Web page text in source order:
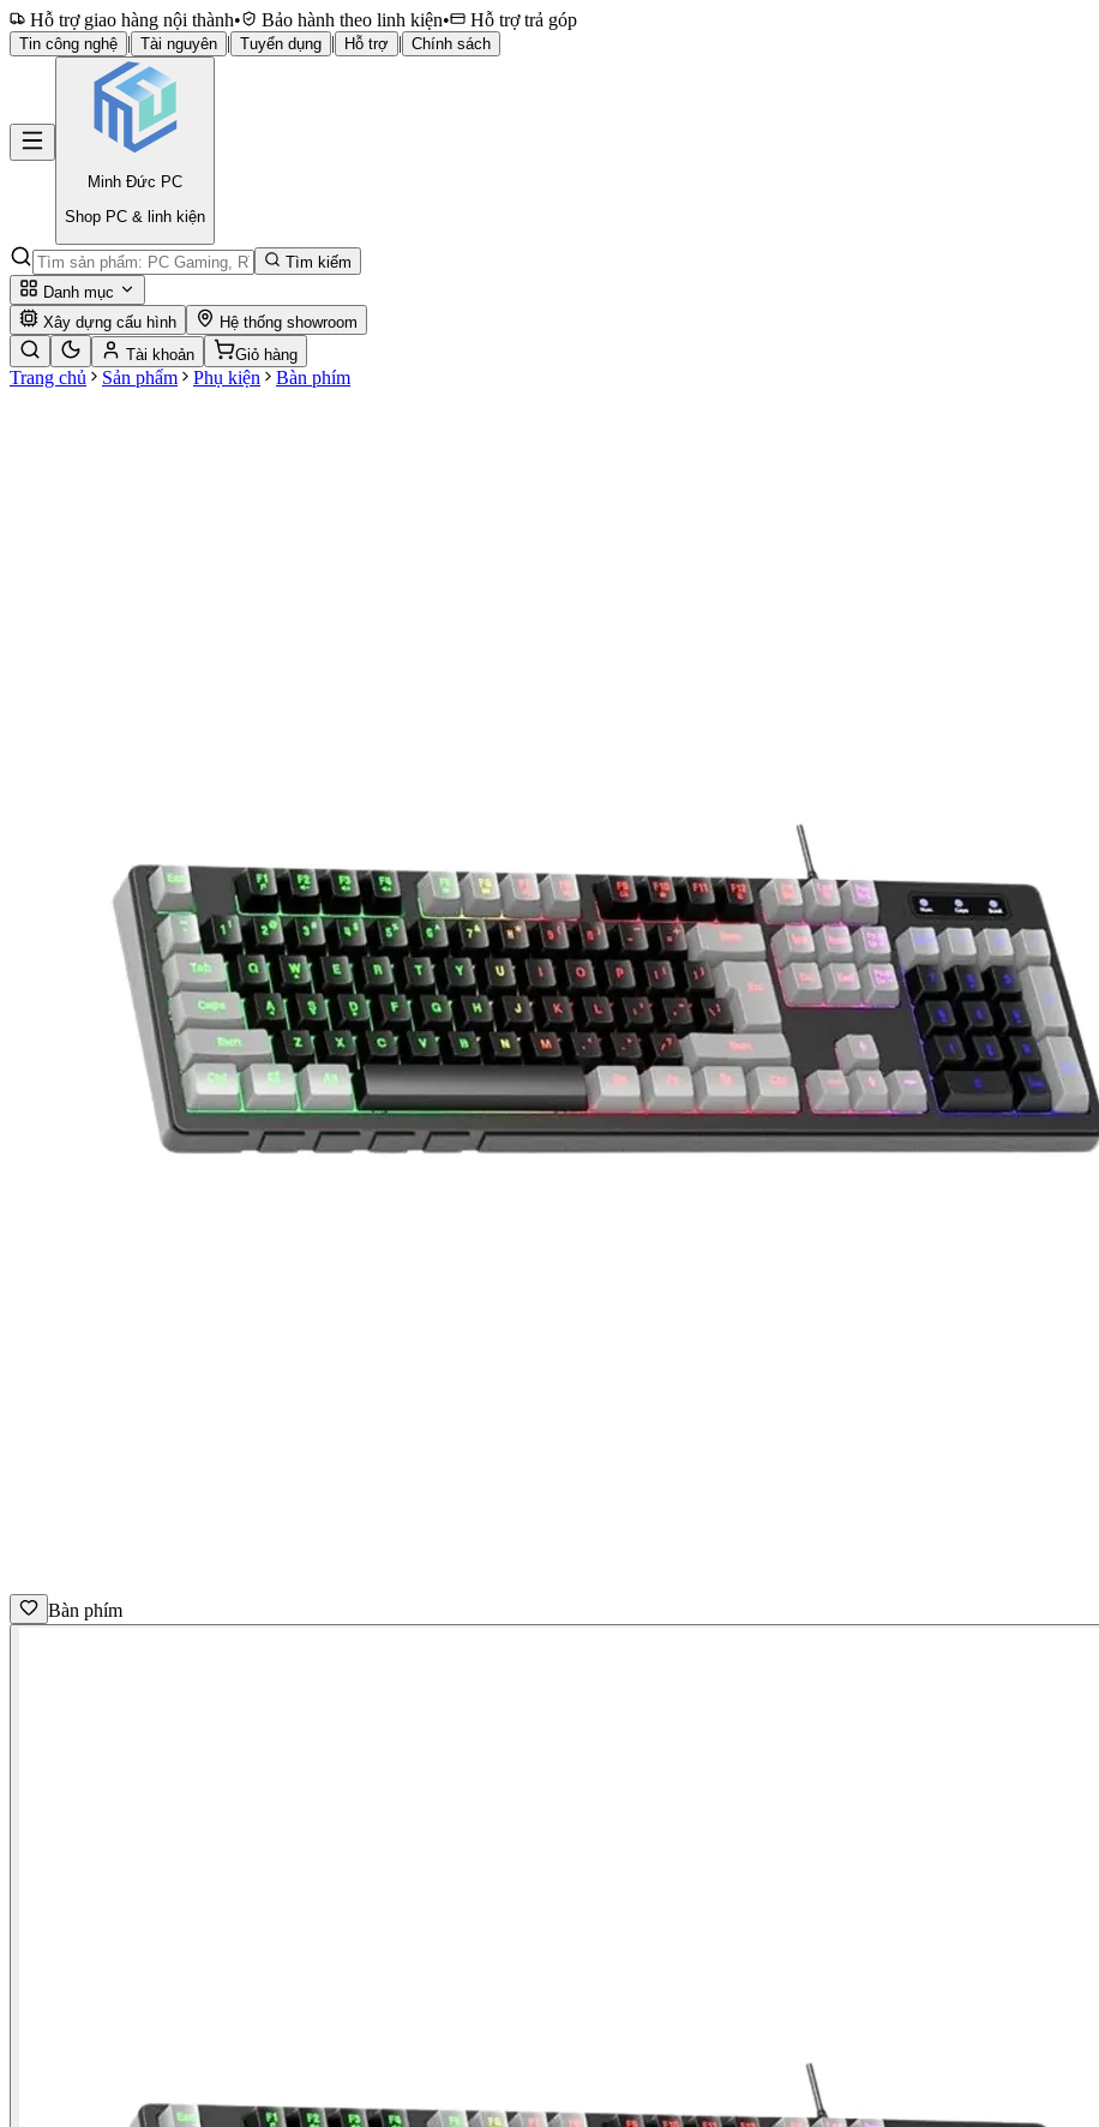
Hỗ trợ giao hàng nội thành• Bảo hành theo linh kiện• Hỗ trợ trả góp
Tin công nghệ | Tài nguyên | Tuyển dụng | Hỗ trợ | Chính sách
Minh Đức PC
Shop PC & linh kiện
Tìm kiếm
Danh mục
Xây dựng cấu hình
Hệ thống showroom
Tài khoản
Giỏ hàng
Trang chủ Sản phẩm Phụ kiện Bàn phím
Bàn phím